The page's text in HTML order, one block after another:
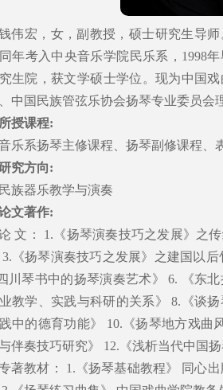
伟宏，女，副教授，硕士研究生导
年考入中央音乐学院民乐系，1998
生院，获文学硕士学位。现为中国
中国民族管弦乐协会扬琴专业委员会
所授课程:
乐系扬琴主修课程、扬琴副修课程、
究方向:
民族器乐教学与演奏
文著作:
文： 1.《扬琴演奏技巧之发展》之
《扬琴演奏技巧之发展》之建国以
川琴书中的扬琴演奏艺术》 6. 《东
教学、实践与科研的关系》 8.《谈
中的德育功能》 10.《扬琴地方戏曲
伴奏技巧研究》 12.《浅析当代中国
著教材： 1.《扬琴基础教程》 同心